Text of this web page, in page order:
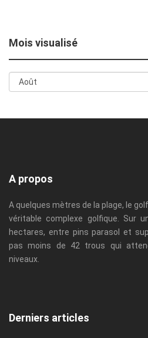
Mois visualisé
A propos
A quelques mètres de la plage, le
véritable complexe golfique. Sur
hectares, entre pins parasol et
pas moins de 42 trous qui
niveaux.
Derniers articles